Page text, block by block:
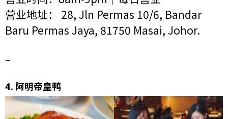
营业地址： 28, Jln Permas 10/6, Bandar
Baru Permas Jaya, 81750 Masai, Johor.
–
4. 阿明帝皇鸭